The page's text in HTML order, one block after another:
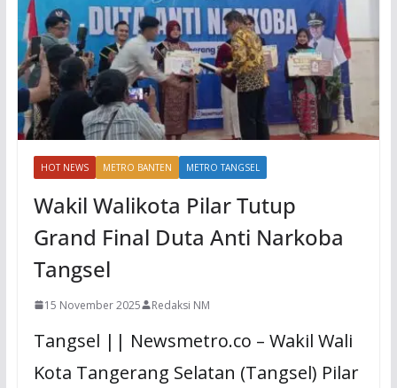
HOT NEWS METRO BANTEN METRO TANGSEL
Wakil Walikota Pilar Tutup
Grand Final Duta Anti Narkoba
Tangsel
15 November 2025 Redaksi NM
Tangsel || Newsmetro.co – Wakil Wali
Kota Tangerang Selatan (Tangsel) Pilar